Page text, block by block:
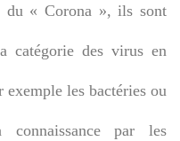
du « Corona », ils sont
catégorie des virus en
exemple les bactéries ou
par les